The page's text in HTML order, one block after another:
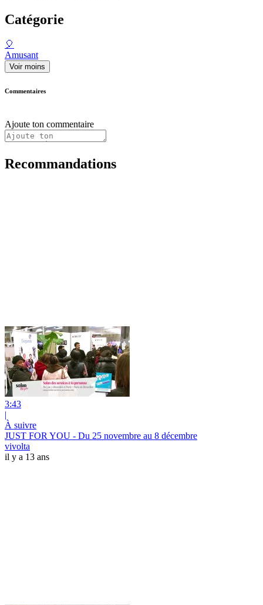
Catégorie
🎈
Amusant
Voir moins
Commentaires
Ajoute ton commentaire
Recommandations
3:43
|
À suivre
JUST FOR YOU - Du 25 novembre au 8 décembre
vivolta
il y a 13 ans